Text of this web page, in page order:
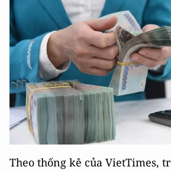
Theo thống kê của VietTimes,